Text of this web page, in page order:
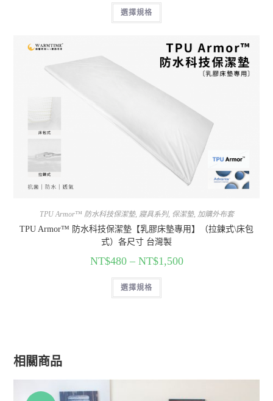
選擇規格
TPU Armor™ 防水科技保潔墊, 寢具系列, 保潔墊, 加購外布套
TPU Armor™ 防水科技保潔墊【乳膠床墊專用】（拉鍊式\床包
式）各尺寸 台灣製
NT$480– NT$1,500
選擇規格
相關商品